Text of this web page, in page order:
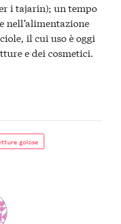
i tajarin); un tempo
nell’alimentazione
il cui uso è oggi
e dei cosmetici.
golose